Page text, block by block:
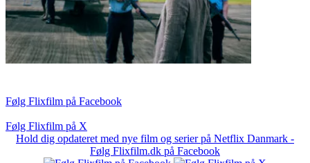
Følg Flixfilm på Facebook
Følg Flixfilm på X
Hold dig opdateret med nye film og serier på Netflix Danmark -
Følg Flixfilm.dk på Facebook